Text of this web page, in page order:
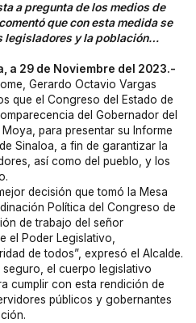
a pregunta de los medios de
que con esta medida se
legisladores y la población…
a 29 de Noviembre del 2023.-
Gerardo Octavio Vargas
que el Congreso del Estado de
del Gobernador del
para presentar su Informe
Sinaloa, a fin de garantizar la
así como del pueblo, y los
decisión que tomó la Mesa
Política del Congreso de
de trabajo del señor
el Poder Legislativo,
de todos”, expresó el Alcalde.
el cuerpo legislativo
cumplir con esta rendición de
públicos y gobernantes